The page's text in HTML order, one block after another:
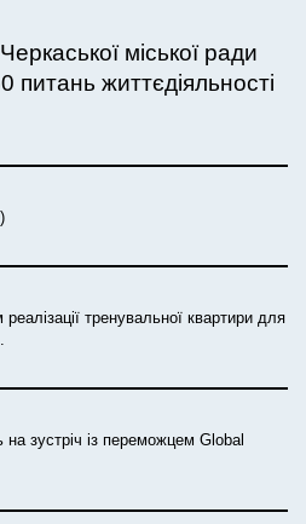
міської ради
питань життєдіяльності
тренувальної квартири для
зустріч із переможцем Global